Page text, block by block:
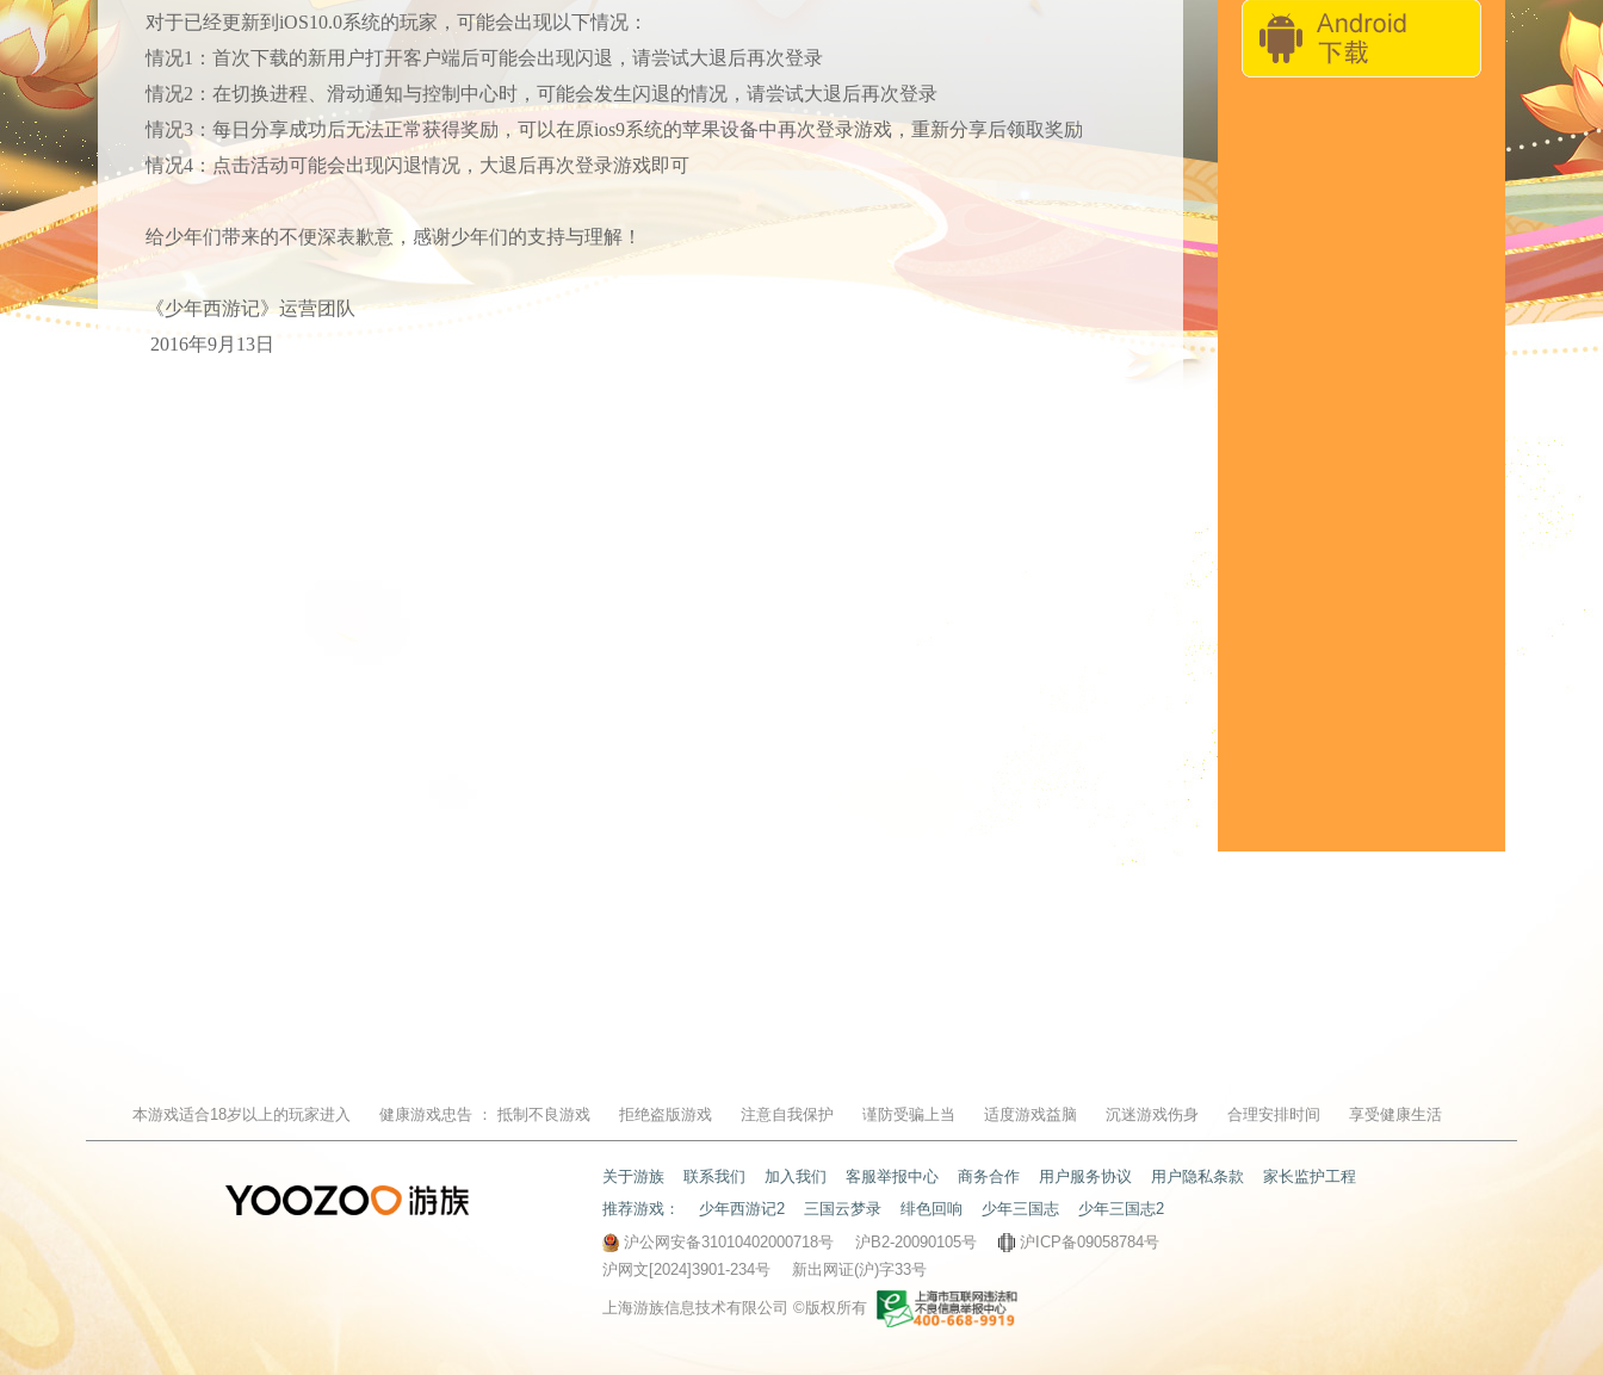
对于已经更新到iOS10.0系统的玩家，可能会出现以下情况：
情况1：首次下载的新用户打开客户端后可能会出现闪退，请尝试大退后再次登录
情况2：在切换进程、滑动通知与控制中心时，可能会发生闪退的情况，请尝试大退后再次登录
情况3：每日分享成功后无法正常获得奖励，可以在原ios9系统的苹果设备中再次登录游戏，重新分享后领取奖励
情况4：点击活动可能会出现闪退情况，大退后再次登录游戏即可
给少年们带来的不便深表歉意，感谢少年们的支持与理解！
《少年西游记》运营团队
2016年9月13日
本游戏适合18岁以上的玩家进入 健康游戏忠告 ： 抵制不良游戏 拒绝盗版游戏 注意自我保护 谨防受骗上当 适度游戏益脑 沉迷游戏伤身 合理安排时间 享受健康生活
关于游族 联系我们 加入我们 客服举报中心 商务合作 用户服务协议 用户隐私条款
家长监护工程
推荐游戏：
少年西游记2 三国云梦录 绯色回响 少年三国志
少年三国志2
沪公网安备31010402000718号
沪B2-20090105号
沪ICP备09058784号
沪网文[2024]3901-234号
新出网证(沪)字33号
上海游族信息技术有限公司 ©版权所有